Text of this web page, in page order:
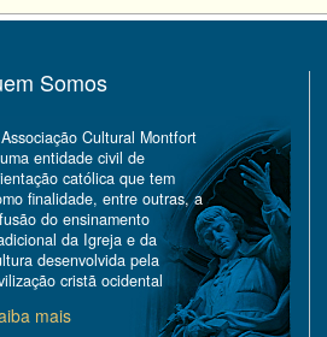
Somos
Cultural Montfort
entidade civil de
católica que tem
finalidade, entre outras, a
do ensinamento
da Igreja e da
desenvolvida pela
cristã ocidental
mais